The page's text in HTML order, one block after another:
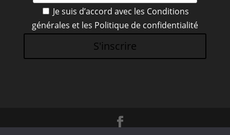
Je suis d’accord avec les Conditions
générales et les Politique de confidentialité
S'inscrire